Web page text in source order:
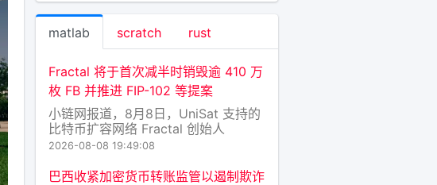
境译为“生命币”）并非单一
指代某一种固定币种，而是
通常被用于命名那些聚焦于
“生命质量、健康数据、公益
慈
matlab scratch rust
Fractal 将于首次减半时销毁逾 410 万
枚 FB 并推进 FIP-102 等提案
小链网报道，8月8日，UniSat 支持的
比特币扩容网络 Fractal 创始人
Lorenzo 发文宣布，Fractal 将于预计
总计 4,101,541 枚 FB，其中包括 FIP-
2026-08-08 19:49:08
巴西收紧加密货币转账监管以遏制欺诈